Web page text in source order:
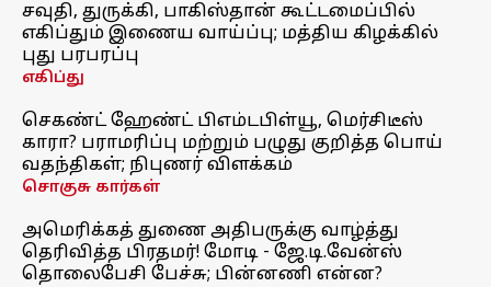
சவுதி, துருக்கி, பாகிஸ்தான் கூட்டமைப்பில்
எகிப்தும் இணைய வாய்ப்பு; மத்திய கிழக்கில்
புது பரபரப்பு
எகிப்து
செகண்ட் ஹேண்ட் பிஎம்டபிள்யூ, மெர்சிடீஸ்
காரா? பராமரிப்பு மற்றும் பழுது குறித்த பொய்
வதந்திகள்; நிபுணர் விளக்கம்
சொகுசு கார்கள்
அமெரிக்கத் துணை அதிபருக்கு வாழ்த்து
தெரிவித்த பிரதமர்! மோடி - ஜே.டி.வேன்ஸ்
தொலைபேசி பேச்சு; பின்னணி என்ன?